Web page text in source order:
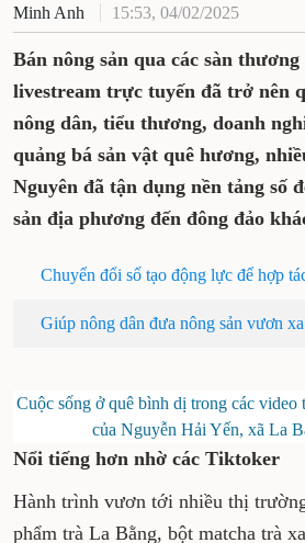
Minh Anh 15:53, 04/02/2025
Bán nông sản qua các sàn
livestream trực tuyến đã trở
nhiều nông dân, tiểu thương,
mong muốn quảng bá sản vật
trẻ tỉnh Thái Nguyên đã tận
đưa nông sản, đặc sản địa
Cuộc sống ở quê bình dị trong các video
của Nguyễn Hải Yến, xã La
Nổi tiếng hơn nhờ các Tiktoker
Hành trình vươn tới nhiều thị